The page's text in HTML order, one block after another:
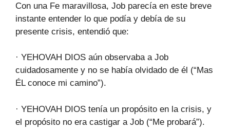
Con una Fe maravillosa, Job parecía en este breve
instante entender lo que podía y debía de su
presente crisis, entendió que:
· YEHOVAH DIOS aún observaba a Job
cuidadosamente y no se había olvidado de él (“Mas
ÉL conoce mi camino”).
· YEHOVAH DIOS tenía un propósito en la crisis, y
el propósito no era castigar a Job (“Me probará”).